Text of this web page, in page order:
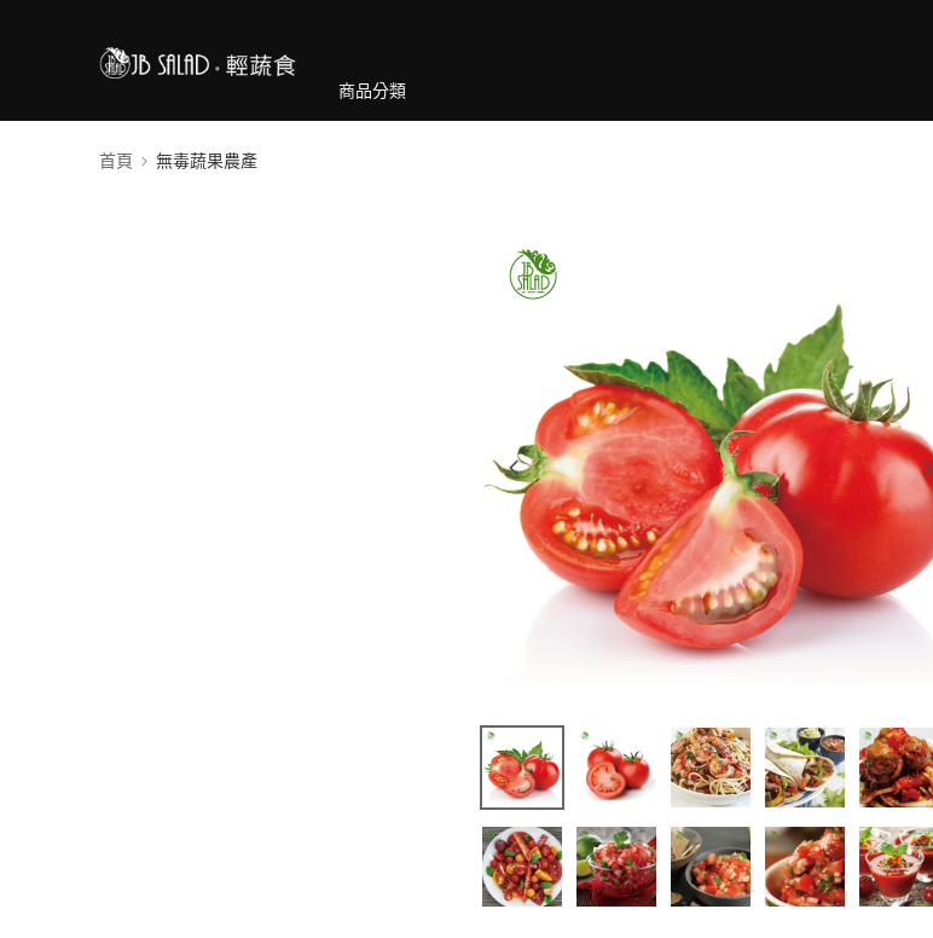
商品分類
首頁 無毒蔬果農產